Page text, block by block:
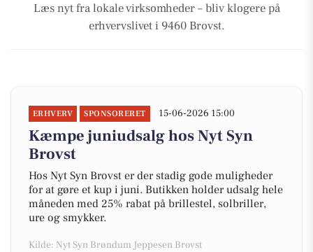
Læs nyt fra lokale virksomheder – bliv klogere på
erhvervslivet i 9460 Brovst.
ERHVERV SPONSORERET 15-06-2026 15:00
Kæmpe juniudsalg hos Nyt Syn
Brovst
Hos Nyt Syn Brovst er der stadig gode muligheder
for at gøre et kup i juni. Butikken holder udsalg hele
måneden med 25% rabat på brillestel, solbriller,
ure og smykker.
Kilde: Nyt Syn Brøndum Jeppesen Brovst